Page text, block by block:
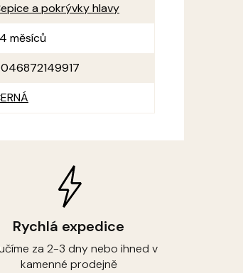
Rychlá expedice
za 2-3 dny nebo ihned v
kamenné prodejně
a pokrývky hlavy
měsíců